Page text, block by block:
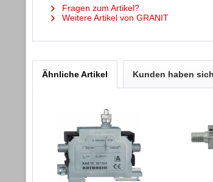
Fragen zum Artikel?
Weitere Artikel von GRANIT
Ähnliche Artikel Kunden haben